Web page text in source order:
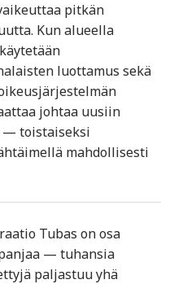
pitkän
Kun alueella
luottamus sekä
johtaa uusiin
— toistaiseksi
mahdollisesti
Tubas on osa
— tuhansia
paljastuu yhä